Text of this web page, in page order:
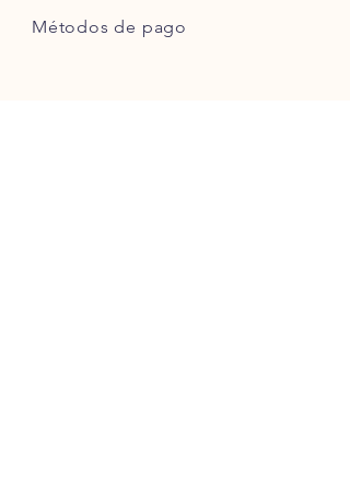
Métodos de pago